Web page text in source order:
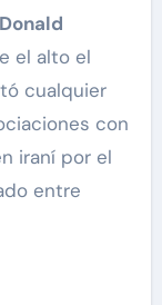
Donald
el alto el
cualquier
con
iraní por el
entre